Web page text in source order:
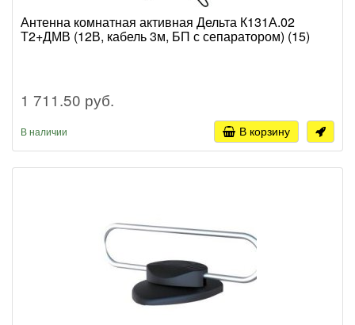
Антенна комнатная активная Дельта К131А.02
Т2+ДМВ (12В, кабель 3м, БП с сепаратором) (15)
1 711.50 руб.
В наличии В корзину